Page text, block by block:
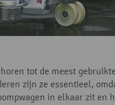
tot de meest
zijn ze essentieel,
in elkaar zit